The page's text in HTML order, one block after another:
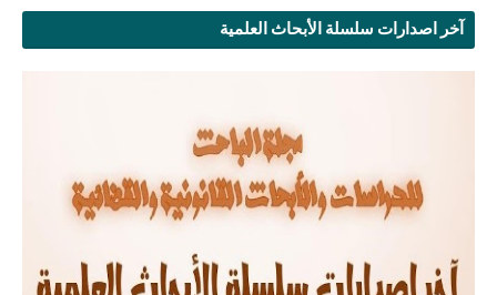
آخر اصدارات سلسلة الأبحاث العلمية